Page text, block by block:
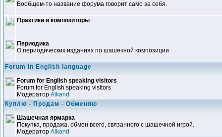
Вообщем-то название форума говорит само за себя.
Практики и композиторы
Периодика
О периодических изданиях по шашечной композиции
Forum in English language
Forum for English speaking visitors
Forum for English speaking visitors
Модератор Alkand
Куплю - Продам - Обменяю
Шашечная ярмарка
Покупка, продажа, обмен всего, связанного с шашечной игрой.
Модератор Alkand